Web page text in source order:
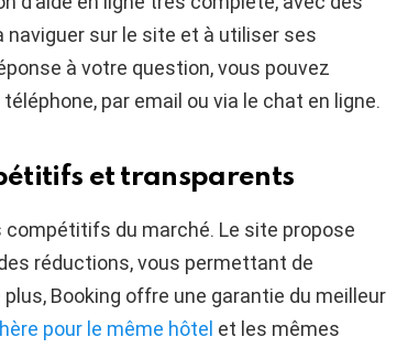
sur le site et à utiliser ses
à votre question, vous pouvez
par email ou via le chat en ligne.
et transparents
compétitifs du marché. Le site propose
réductions, vous permettant de
plus, Booking offre une garantie du meilleur
pour le même hôtel et les mêmes